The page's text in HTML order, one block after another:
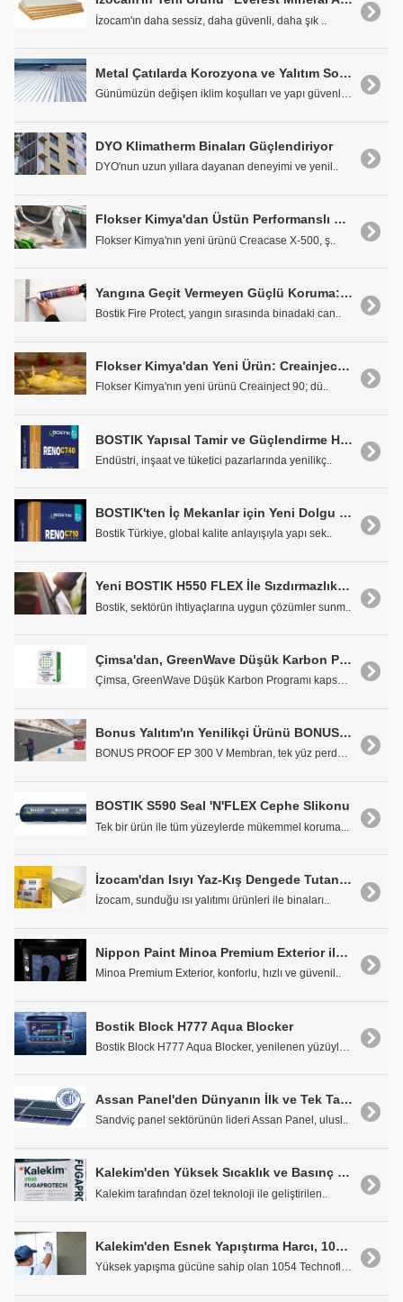
İzocam'ın daha sessiz, daha güvenli, daha şık ..
Metal Çatılarda Korozyona ve Yalıtım Sorunlarına Kalıcı Çözüm
Günümüzün değişen iklim koşulları ve yapı güvenliğ..
DYO Klimatherm Binaları Güçlendiriyor
DYO'nun uzun yıllara dayanan deneyimi ve yenil..
Flokser Kimya'dan Üstün Performanslı Şişen Poliüre Kaplama: Creacase x-500
Flokser Kimya'nın yeni ürünü Creacase X-500, ş..
Yangına Geçit Vermeyen Güçlü Koruma: Bostik FP402 FireSeal Silicone
Bostik Fire Protect, yangın sırasında binadaki can..
Flokser Kimya'dan Yeni Ürün: Creainject 90
Flokser Kimya'nın yeni ürünü Creainject 90; dü..
BOSTIK Yapısal Tamir ve Güçlendirme Harcı RENO C740 SR4
Endüstri, inşaat ve tüketici pazarlarında yenilikç..
BOSTIK'ten İç Mekanlar için Yeni Dolgu ve Tamir Harcı: RENO C710 FLASH
Bostik Türkiye, global kalite anlayışıyla yapı sek..
Yeni BOSTIK H550 FLEX İle Sızdırmazlık ve Yapıştırıcılık Bir Arada
Bostik, sektörün ihtiyaçlarına uygun çözümler sunm..
Çimsa'dan, GreenWave Düşük Karbon Programı ile Çevre Dostu Çözümler
Çimsa, GreenWave Düşük Karbon Programı kapsamında ..
Bonus Yalıtım'ın Yenilikçi Ürünü BONUS PROOF EP 300 V
BONUS PROOF EP 300 V Membran, tek yüz perde uygula..
BOSTIK S590 Seal 'N'FLEX Cephe Slikonu
Tek bir ürün ile tüm yüzeylerde mükemmel koruma...
İzocam'dan Isıyı Yaz-Kış Dengede Tutan Yalıtım Çözümleri
İzocam, sunduğu ısı yalıtımı ürünleri ile binaları..
Nippon Paint Minoa Premium Exterior ile Boya Mevsimi Uzuyor
Minoa Premium Exterior, konforlu, hızlı ve güvenil..
Bostik Block H777 Aqua Blocker
Assan Panel'den Dünyanın İlk ve Tek Taşyünü Solar Kepli Paneli
Sandviç panel sektörünün lideri Assan Panel, ulusl..
Kalekim'den Yüksek Sıcaklık ve Basınç Dayanımlı Derz Dolgusu: 2940 Fugaprotech
Kalekim tarafından özel teknoloji ile geliştirilen..
Kalekim'den Esnek Yapıştırma Harcı, 1054 Technoflex
Yüksek yapışma gücüne sahip olan 1054 Technoflex, ..